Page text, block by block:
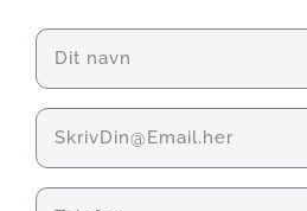
Navn
E-
mail
Telefon